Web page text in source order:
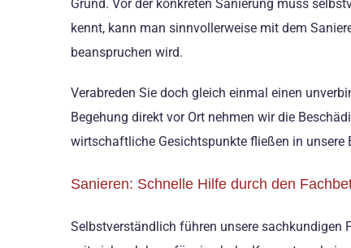
Grund. Vor der konkreten Sanierung muss
kennt, kann man sinnvollerweise mit dem
beanspruchen wird.
Verabreden Sie doch gleich einmal einen
Begehung direkt vor Ort nehmen wir die
wirtschaftliche Gesichtspunkte fließen in
Sanieren: Schnelle Hilfe durch den
Selbstverständlich führen unsere sachkundigen